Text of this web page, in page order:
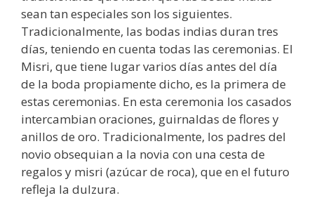
sean tan especiales son los siguientes.
Tradicionalmente, las bodas indias duran tres
días, teniendo en cuenta todas las ceremonias. El
Misri, que tiene lugar varios días antes del día
de la boda propiamente dicho, es la primera de
estas ceremonias. En esta ceremonia los casados
intercambian oraciones, guirnaldas de flores y
anillos de oro. Tradicionalmente, los padres del
novio obsequian a la novia con una cesta de
regalos y misri (azúcar de roca), que en el futuro
refleja la dulzura.